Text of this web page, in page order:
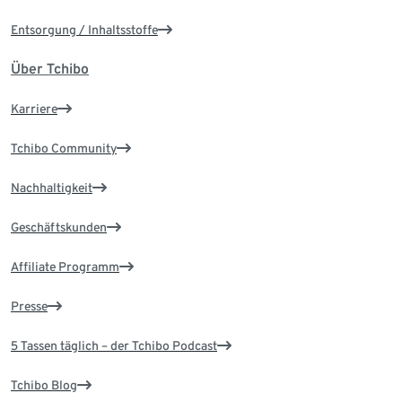
Entsorgung / Inhaltsstoffe
Über Tchibo
Karriere
Tchibo Community
Nachhaltigkeit
Geschäftskunden
Affiliate Programm
Presse
5 Tassen täglich – der Tchibo Podcast
Tchibo Blog